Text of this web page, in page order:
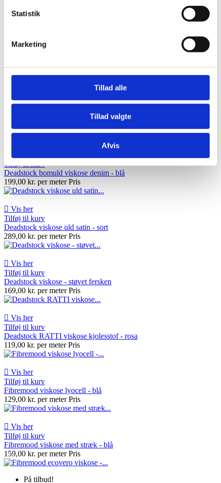
Statistik
Marketing
Tillad alle
Tillad valgte
Afvis
Kogt uld viskose - koksgrå
179,00 kr. per meter
Vis her
179,00 kr. per meter Pris
Vis her
Kogt uld viskose til f.eks. overtøj - rosa
179,00 kr. per meter Pris
Tilføj til kurv
Deadstock bomuld viskose denim - blå
199,00 kr. per meter Pris
 Vis her
Tilføj til kurv
Deadstock viskose uld satin - sort
289,00 kr. per meter Pris
 Vis her
Tilføj til kurv
Deadstock viskose - støvet fersken
169,00 kr. per meter Pris
 Vis her
Tilføj til kurv
Deadstock RATTI viskose kjolesstof - rosa
119,00 kr. per meter Pris
 Vis her
Tilføj til kurv
Fibremood viskose lyocell - blå
129,00 kr. per meter Pris
 Vis her
Tilføj til kurv
Fibremood viskose med stræk - blå
159,00 kr. per meter Pris
På tilbud!